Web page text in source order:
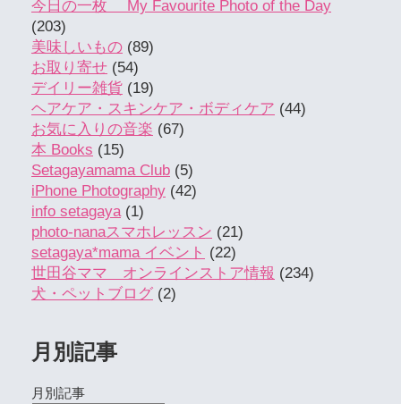
今日の一枚 My Favourite Photo of the Day
(203)
美味しいもの (89)
お取り寄せ (54)
デイリー雑貨 (19)
ヘアケア・スキンケア・ボディケア (44)
お気に入りの音楽 (67)
本 Books (15)
Setagayamama Club (5)
iPhone Photography (42)
info setagaya(1)
photo-nanaスマホレッスン (21)
setagaya*mama イベント (22)
世田谷ママ オンラインストア情報 (234)
犬・ペットブログ (2)
月別記事
月別記事